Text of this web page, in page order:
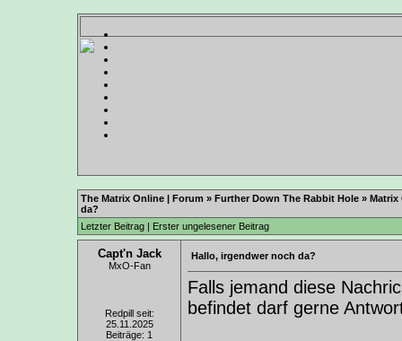
The Matrix Online | Forum » Further Down The Rabbit Hole » Matrix
da?
Letzter Beitrag | Erster ungelesener Beitrag
Capt'n Jack
MxO-Fan
Redpill seit:
25.11.2025
Beiträge: 1
Hallo, irgendwer noch da?
Falls jemand diese
befindet darf gerne